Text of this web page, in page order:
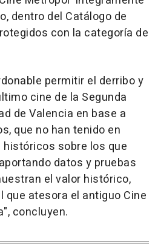
dentro del Catálogo de
con la categoría de
permitir el derribo y
cine de la Segunda
de Valencia en base a
que no han tenido en
sobre los que
datos y pruebas
el valor histórico,
atesora el antiguo Cine
concluyen.